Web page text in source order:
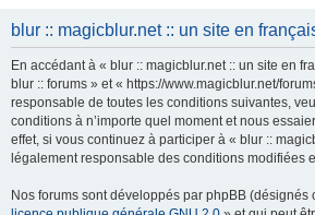
blur :: magicblur.net :: un site en
En accédant à « blur :: magicblur.net :: un site en
blur :: forums » et « https://www.magicblur.net/
responsable de toutes les conditions suivantes,
conditions à n’importe quel moment et nous
effet, si vous continuez à participer à « blur ::
légalement responsable des conditions modifiées
Nos forums sont développés par phpBB